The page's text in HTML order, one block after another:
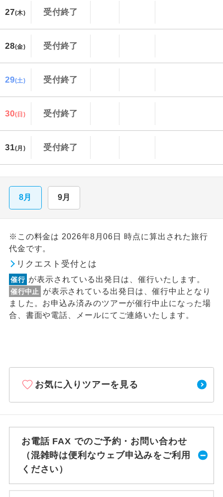
27(木) 受付終了
28(金) 受付終了
29(土) 受付終了
30(日) 受付終了
31(月) 受付終了
8月 9月
※この料金は 2026年8月06日 時点に算出された旅行
代金です。
リクエスト受付とは
催行 が表示されている出発日は、催行いたします。
催行中止
が表示されている出発日は、催行中止となり
ました。お申込み済みのツアーが催行中止になった場
合、書面や電話、メールにてご連絡いたします。
お気に入りツアーを見る
お電話 FAX でのご予約・お問い合わせ
（混雑時は便利なウェブ申込みをご利用
ください）